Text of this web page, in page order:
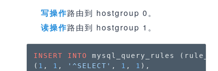
写操作路由到 hostgroup 0。
读操作路由到 hostgroup 1。
INSERT INTO
mysql_query_rules
( 1 , 1 , '^SELECT' , 1 , 1 ),